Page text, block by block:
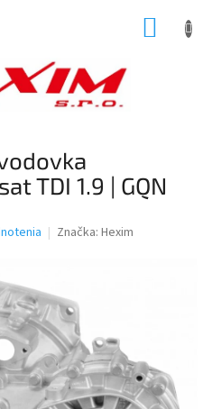
TDI 1.9 | GQN
Značka: Hexim